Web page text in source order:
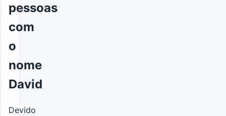
pessoas
com
o
nome
David
Devido